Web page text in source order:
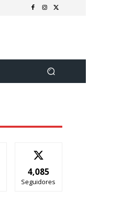
4,085
Seguidores